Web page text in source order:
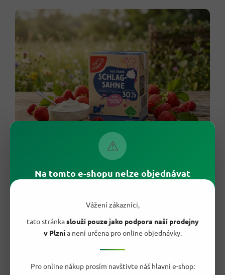
⚠
Na tomto e-shopu nelze objednávat
Vážení zákazníci,
tato stránkaslouží pouze jako podpora naší prodejny
v Plznia není určena pro online objednávky.
Pro online nákup prosím navštivte náš hlavní e-shop:
🛒 8 důvodů, proč ji mít vždy doma
pro plnou chuť i pevnost šlehačky.
Univerzální v kuchyni– na šlehání, vaření i pečení.
Přirozená smetanová chuťbez zbytečných příchutí.
Praktické balení 200 gakorát na jednu přípravu.
Německá kvalita
od osvědčené značky G&G.